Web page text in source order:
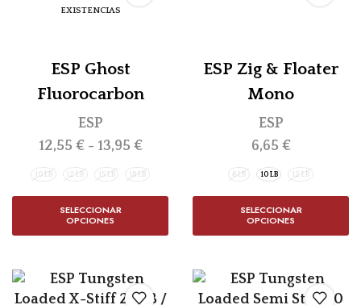
EXISTENCIAS
ESP Ghost
Fluorocarbon
ESP
12,55 € - 13,95 €
10 LB 12 LB 15 LB 18 LB
SELECCIONAR
OPCIONES
ESP Zig & Floater
Mono
ESP
6,65 €
8 LB 10 LB 12 LB
SELECCIONAR
OPCIONES